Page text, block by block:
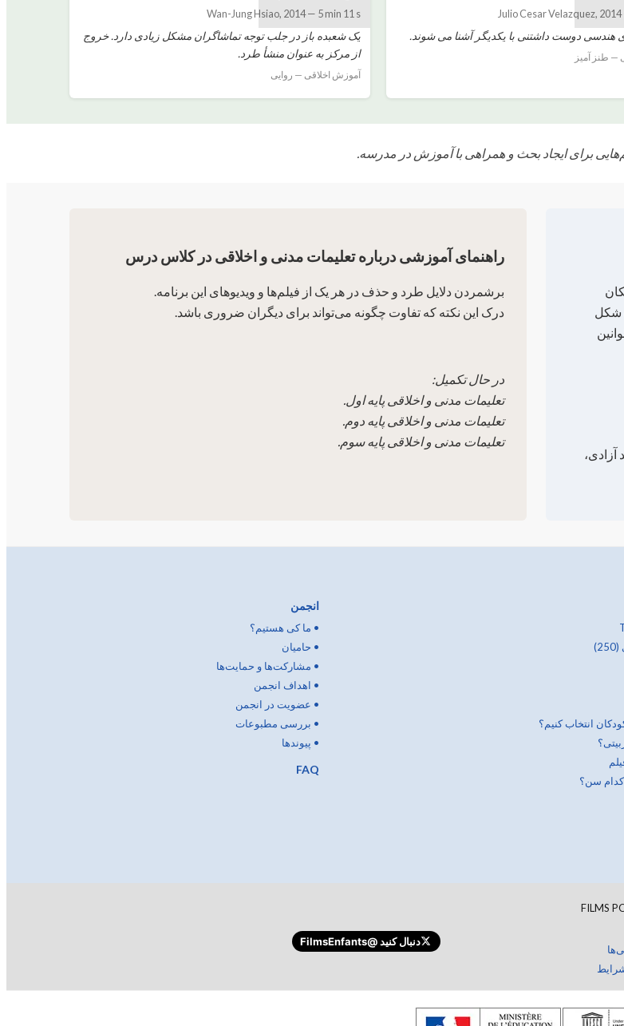
Julio Cesar Velazquez, 2014
دوست داشتنی با یکدیگر آشنا می شوند.
— طنز آمیز
Wan-Jung Hsiao, 2014— 5 min 11 s
یک شعبده باز در جلب توجه تماشاگران مشکل زیادی دارد. خروج
از مرکز به عنوان منشأ طرد.
آموزش اخلاقی — روایی
برای ایجاد بحث و همراهی با آموزش در مدرسه.
شکل
راهنمای آموزشی درباره تعلیمات مدنی و اخلاقی در کلاس درس
برشمردن دلایل طرد و حذف در هر یک از فیلم‌ها و ویدیوهای این برنامه.
درک این نکته که تفاوت چگونه می‌تواند برای دیگران ضروری باشد.
در حال تکمیل:
تعلیمات مدنی و اخلاقی پایه اول.
تعلیمات مدنی و اخلاقی پایه دوم.
تعلیمات مدنی و اخلاقی پایه سوم.
انتخاب کنیم؟
کدام سن؟
انجمن
• ما کی هستیم؟
• حامیان
• مشارکت‌ها و حمایت‌ها
• اهداف انجمن
• عضویت در انجمن
• بررسی مطبوعات
• پیوندها
FAQ
دنبال کنید@FilmsEnfants